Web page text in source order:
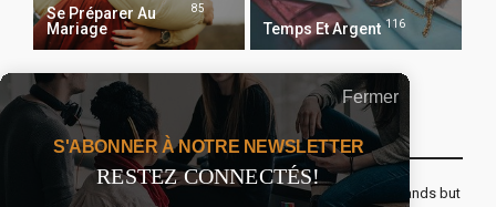
Se Préparer Au
Mariage
85
Temps Et Argent 116
Recevoir Notre Newsletter Chaque Matin
The real voyage of discovery consists not in seeking new lands but
Fermer
S'ABONNER À NOTRE NEWSLETTER
RESTEZ CONNECTÉS!